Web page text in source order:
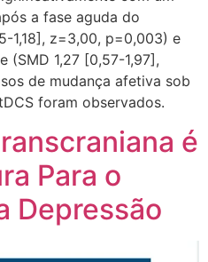
a fase aguda do
1,18], z=3,00, p=0,003) e
(SMD 1,27 [0,57-1,97],
de mudança afetiva sob
foram observados.
é
Para o
Depressão